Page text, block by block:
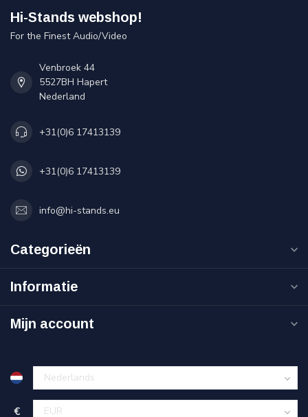
Hi-Stands webshop!
For the Finest Audio/Video
Venbroek 44
5527BH Hapert
Nederland
+31(0)6 17413139
+31(0)6 17413139
info@hi-stands.eu
Categorieën
Informatie
Mijn account
€